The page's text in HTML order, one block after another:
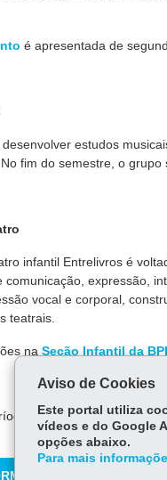
é apresentada de
estudos
fim do semestre, o grupo
infantil Entrelivros é
comunicação, expressão,
vocal e corporal,
teatrais.
na Seção Infantil da
de inscrição e de
Aviso de Cookies
Este portal utiliza
vídeos e do Google
opções abaixo.
Para mais